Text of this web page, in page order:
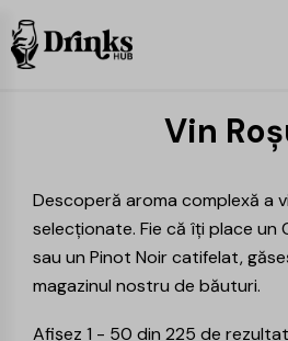
Vin
Descoperă aroma complexă a
selecționate. Fie că îți place
sau un Pinot Noir catifelat,
magazinul nostru de băuturi.
Afișez 1 - 50 din 225 de